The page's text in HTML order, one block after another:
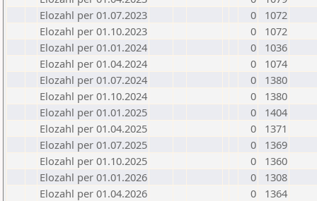
Elozahl per 01.07.2023
0
1072
Elozahl per 01.10.2023
0
1072
Elozahl per 01.01.2024
0
1036
Elozahl per 01.04.2024
0
1074
Elozahl per 01.07.2024
0
1380
Elozahl per 01.10.2024
0
1380
Elozahl per 01.01.2025
0
1404
Elozahl per 01.04.2025
0
1371
Elozahl per 01.07.2025
0
1369
Elozahl per 01.10.2025
0
1360
Elozahl per 01.01.2026
0
1308
Elozahl per 01.04.2026
0
1364